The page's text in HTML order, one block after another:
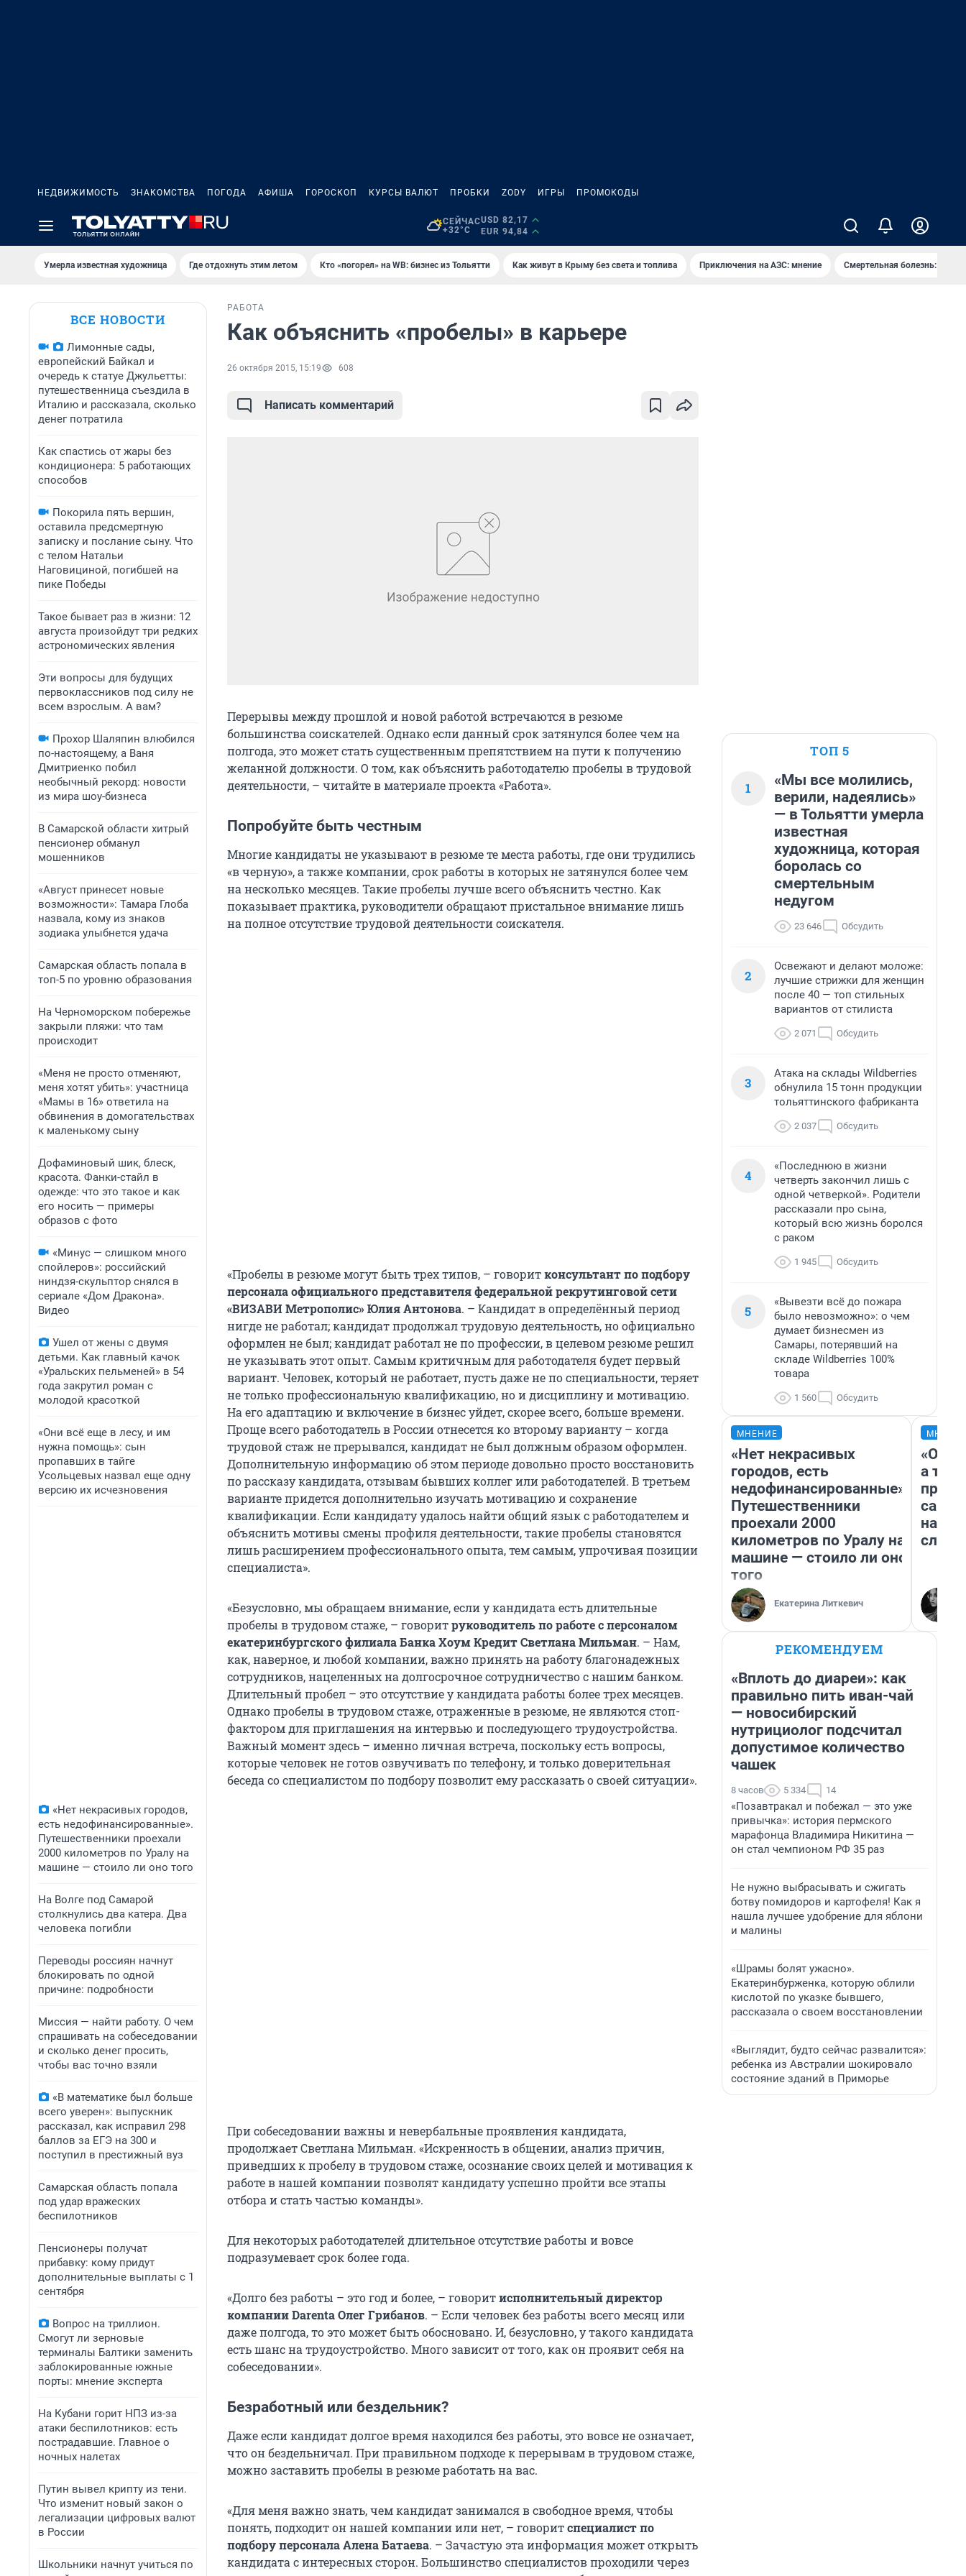
НЕДВИЖИМОСТЬ ЗНАКОМСТВА ПОГОДА АФИША ГОРОСКОП КУРСЫ ВАЛЮТ ПРОБКИ ZODY ИГРЫ ПРОМОКОДЫ
СЕЙЧАС
+32°C
USD 82,17
EUR 94,84
Умерла известная художница Где отдохнуть этим летом Кто «погорел» на WB: бизнес из Тольятти Как живут в Крыму без света и топлива Приключения на АЗС: мнение Смертельная болезнь:
ВСЕ НОВОСТИ
Лимонные сады,
европейский Байкал и
очередь к статуе Джульетты:
путешественница съездила в
Италию и рассказала, сколько
денег потратила
Как спастись от жары без
кондиционера: 5 работающих
способов
Покорила пять вершин,
оставила предсмертную
записку и послание сыну. Что
с телом Натальи
Наговициной, погибшей на
пике Победы
Такое бывает раз в жизни: 12
августа произойдут три редких
астрономических явления
Эти вопросы для будущих
первоклассников под силу не
всем взрослым. А вам?
Прохор Шаляпин влюбился
по-настоящему, а Ваня
Дмитриенко побил
необычный рекорд: новости
из мира шоу-бизнеса
В Самарской области хитрый
пенсионер обманул
мошенников
«Август принесет новые
возможности»: Тамара Глоба
назвала, кому из знаков
зодиака улыбнется удача
Самарская область попала в
топ-5 по уровню образования
На Черноморском побережье
закрыли пляжи: что там
происходит
«Меня не просто отменяют,
меня хотят убить»: участница
«Мамы в 16» ответила на
обвинения в домогательствах
к маленькому сыну
Дофаминовый шик, блеск,
красота. Фанки-стайл в
одежде: что это такое и как
его носить — примеры
образов с фото
«Минус — слишком много
спойлеров»: российский
ниндзя-скульптор снялся в
сериале «Дом Дракона».
Видео
Ушел от жены с двумя
детьми. Как главный качок
«Уральских пельменей» в 54
года закрутил роман с
молодой красоткой
«Они всё еще в лесу, и им
нужна помощь»: сын
пропавших в тайге
Усольцевых назвал еще одну
версию их исчезновения
«Нет некрасивых городов,
есть недофинансированные».
Путешественники проехали
2000 километров по Уралу на
машине — стоило ли оно того
На Волге под Самарой
столкнулись два катера. Два
человека погибли
Переводы россиян начнут
блокировать по одной
причине: подробности
Миссия — найти работу. О чем
спрашивать на собеседовании
и сколько денег просить,
чтобы вас точно взяли
«В математике был больше
всего уверен»: выпускник
рассказал, как исправил 298
баллов за ЕГЭ на 300 и
поступил в престижный вуз
Самарская область попала
под удар вражеских
беспилотников
Пенсионеры получат
прибавку: кому придут
дополнительные выплаты с 1
сентября
Вопрос на триллион.
Смогут ли зерновые
терминалы Балтики заменить
заблокированные южные
порты: мнение эксперта
На Кубани горит НПЗ из-за
атаки беспилотников: есть
пострадавшие. Главное о
ночных налетах
Путин вывел крипту из тени.
Что изменит новый закон о
легализации цифровых валют
в России
Школьники начнут учиться по
РАБОТА
Как объяснить «пробелы» в карьере
26 октября 2015, 15:19 608
Написать комментарий
Перерывы между прошлой и новой работой встречаются в резюме
большинства соискателей. Однако если данный срок затянулся более чем на
полгода, это может стать существенным препятствием на пути к получению
желанной должности. О том, как объяснить работодателю пробелы в трудовой
деятельности, – читайте в материале проекта «Работа».
Попробуйте быть честным
Многие кандидаты не указывают в резюме те места работы, где они трудились
«в черную», а также компании, срок работы в которых не затянулся более чем
на несколько месяцев. Такие пробелы лучше всего объяснить честно. Как
показывает практика, руководители обращают пристальное внимание лишь
на полное отсутствие трудовой деятельности соискателя.
«Пробелы в резюме могут быть трех типов, – говоритконсультант по подбору
персонала официального представителя федеральной рекрутинговой сети
«ВИЗАВИ Метрополис» Юлия Антонова. – Кандидат в определённый период
нигде не работал; кандидат продолжал трудовую деятельность, но официально
оформлен не был; кандидат работал не по профессии, в целевом резюме решил
не указывать этот опыт. Самым критичным для работодателя будет первый
вариант. Человек, который не работает, пусть даже не по специальности, теряет
не только профессиональную квалификацию, но и дисциплину и мотивацию.
На его адаптацию и включение в бизнес уйдет, скорее всего, больше времени.
Проще всего работодатель в России отнесется ко второму варианту – когда
трудовой стаж не прерывался, кандидат не был должным образом оформлен.
Дополнительную информацию об этом периоде довольно просто восстановить
по рассказу кандидата, отзывам бывших коллег или работодателей. В третьем
варианте придется дополнительно изучать мотивацию и сохранение
квалификации. Если кандидату удалось найти общий язык с работодателем и
объяснить мотивы смены профиля деятельности, такие пробелы становятся
лишь расширением профессионального опыта, тем самым, упрочивая позиции
специалиста».
«Безусловно, мы обращаем внимание, если у кандидата есть длительные
пробелы в трудовом стаже, – говоритруководитель по работе с персоналом
екатеринбургского филиала Банка Хоум Кредит Светлана Мильман. – Нам,
как, наверное, и любой компании, важно принять на работу благонадежных
сотрудников, нацеленных на долгосрочное сотрудничество с нашим банком.
Длительный пробел – это отсутствие у кандидата работы более трех месяцев.
Однако пробелы в трудовом стаже, отраженные в резюме, не являются стоп-
фактором для приглашения на интервью и последующего трудоустройства.
Важный момент здесь – именно личная встреча, поскольку есть вопросы,
которые человек не готов озвучивать по телефону, и только доверительная
беседа со специалистом по подбору позволит ему рассказать о своей ситуации».
При собеседовании важны и невербальные проявления кандидата,
продолжает Светлана Мильман. «Искренность в общении, анализ причин,
приведших к пробелу в трудовом стаже, осознание своих целей и мотивация к
работе в нашей компании позволят кандидату успешно пройти все этапы
отбора и стать частью команды».
Для некоторых работодателей длительное отсутствие работы и вовсе
подразумевает срок более года.
«Долго без работы – это год и более, – говоритисполнительный директор
компании Darenta Олег Грибанов. – Если человек без работы всего месяц или
даже полгода, то это может быть обосновано. И, безусловно, у такого кандидата
есть шанс на трудоустройство. Много зависит от того, как он проявит себя на
собеседовании».
Безработный или бездельник?
Даже если кандидат долгое время находился без работы, это вовсе не означает,
что он бездельничал. При правильном подходе к перерывам в трудовом стаже,
можно заставить пробелы в резюме работать на вас.
«Для меня важно знать, чем кандидат занимался в свободное время, чтобы
понять, подходит он нашей компании или нет, – говоритспециалист по
подбору персонала Алена Батаева. – Зачастую эта информация может открыть
кандидата с интересных сторон. Большинство специалистов проходили через
ТОП 5
1
«Мы все молились,
верили, надеялись»
— в Тольятти умерла
известная
художница, которая
боролась со
смертельным
недугом
23 646 Обсудить
2
Освежают и делают моложе:
лучшие стрижки для женщин
после 40 — топ стильных
вариантов от стилиста
2 071 Обсудить
3
Атака на склады Wildberries
обнулила 15 тонн продукции
тольяттинского фабриканта
2 037 Обсудить
4
«Последнюю в жизни
четверть закончил лишь с
одной четверкой». Родители
рассказали про сына,
который всю жизнь боролся
с раком
1 945 Обсудить
5
«Вывезти всё до пожара
было невозможно»: о чем
думает бизнесмен из
Самары, потерявший на
складе Wildberries 100%
товара
1 560 Обсудить
МНЕНИЕ
«Нет некрасивых
городов, есть
недофинансированные».
Путешественники
проехали 2000
километров по Уралу на
машине — стоило ли оно
того
Екатерина Литкевич
а там
на
слезы
РЕКОМЕНДУЕМ
«Вплоть до диареи»: как
правильно пить иван-чай
— новосибирский
нутрициолог подсчитал
допустимое количество
чашек
8 часов 5 334 14
«Позавтракал и побежал — это уже
привычка»: история пермского
марафонца Владимира Никитина —
он стал чемпионом РФ 35 раз
Не нужно выбрасывать и сжигать
ботву помидоров и картофеля! Как я
нашла лучшее удобрение для яблони
и малины
«Шрамы болят ужасно».
Екатеринбурженка, которую облили
кислотой по указке бывшего,
рассказала о своем восстановлении
«Выглядит, будто сейчас развалится»:
ребенка из Австралии шокировало
состояние зданий в Приморье